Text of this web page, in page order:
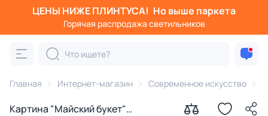
ЦЕНЫ НИЖЕ ПЛИНТУСА! Но выше паркета
Горячая распродажа светильников
Главная Интернет-магазин Современное искусство
Картина "Майский букет"